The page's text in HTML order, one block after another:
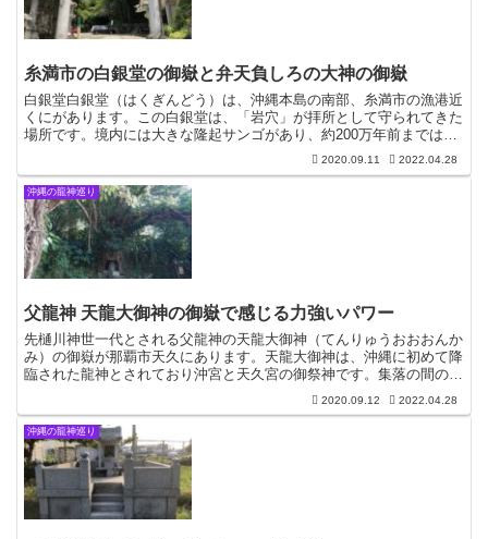
糸満市の白銀堂の御嶽と弁天負しろの大神の御嶽
白銀堂白銀堂（はくぎんどう）は、沖縄本島の南部、糸満市の漁港近
くにがあります。この白銀堂は、「岩穴」が拝所として守られてきた
場所です。境内には大きな隆起サンゴがあり、約200万年前までは海
だったことを物語っています。旧正月は地元の人たちで賑...
2020.09.11 2022.04.28
沖縄の龍神巡り
父龍神 天龍大御神の御嶽で感じる力強いパワー
先樋川神世一代とされる父龍神の天龍大御神（てんりゅうおおおんか
み）の御嶽が那覇市天久にあります。天龍大御神は、沖縄に初めて降
臨された龍神とされており沖宮と天久宮の御祭神です。集落の間の小
道を30ｍほど上がると突き当りにある天龍大御神の御嶽は...
2020.09.12 2022.04.28
沖縄の龍神巡り